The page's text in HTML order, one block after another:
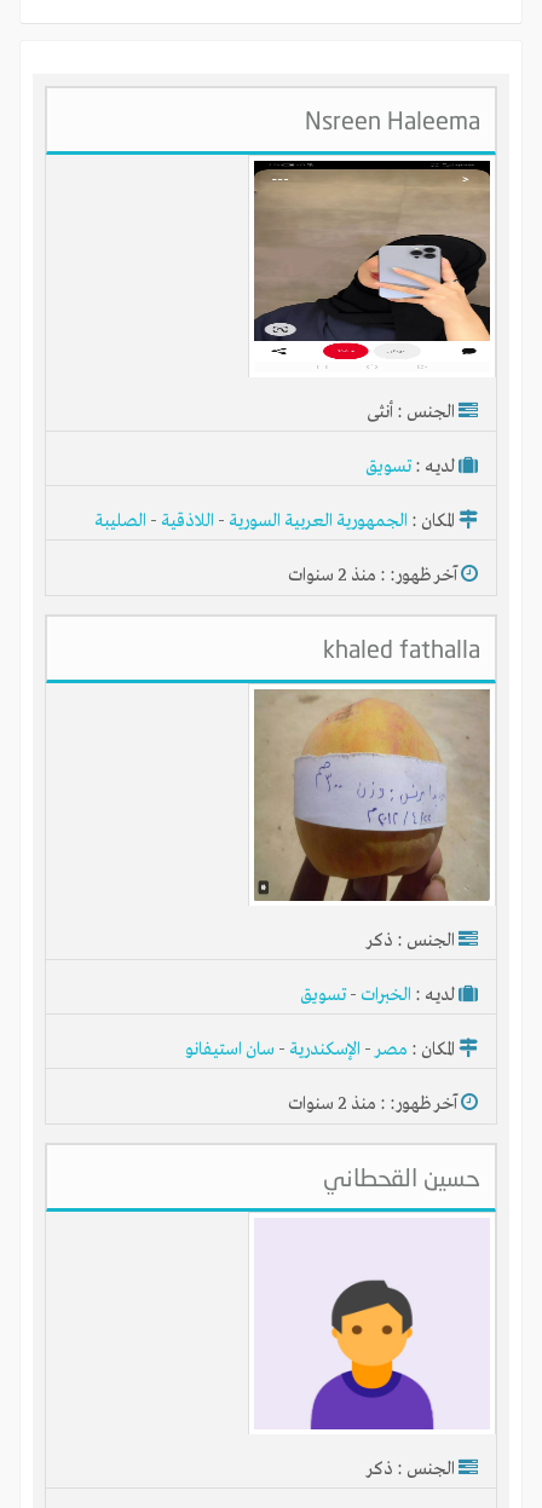
Nsreen Haleema
الجنس : أنثى
لديـه :تسويق
المكان : الجمهورية العربية السورية - اللاذقية - الصليبة
آخر ظهور: : منذ 2 سنوات
khaled fathalla
الجنس : ذكر
لديـه : الخبرات -تسويق
المكان : مصر- الإسكندرية - سان استيفانو
آخر ظهور: : منذ 2 سنوات
حسين القحطاني
الجنس : ذكر